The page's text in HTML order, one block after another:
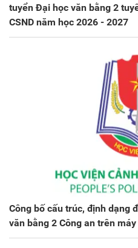
tuyển Đại học văn bằng 2
CSND năm học 2026 - 2027
Công bố cấu trúc, định dạng
văn bằng 2 Công an trên